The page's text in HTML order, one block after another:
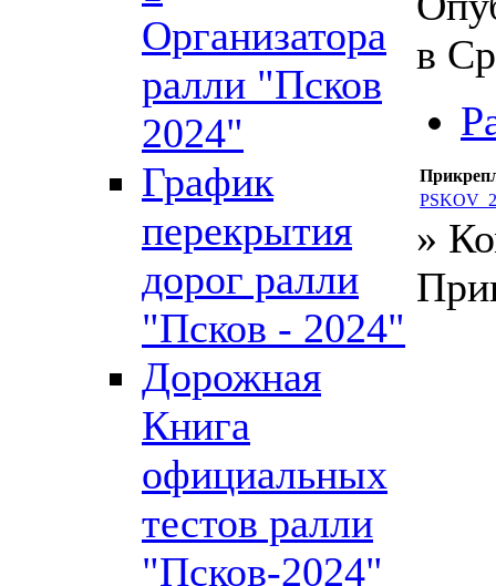
Организатора
ралли "Псков
2024"
График
перекрытия
дорог ралли
"Псков - 2024"
Дорожная
Книга
официальных
тестов ралли
"Псков-2024"
в
»